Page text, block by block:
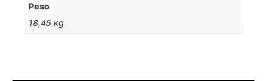
Peso
18,45 kg